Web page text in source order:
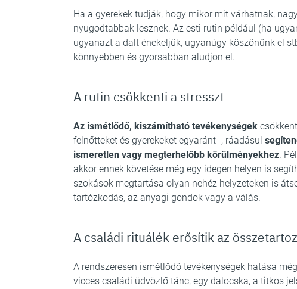
Ha a gyerekek tudják, hogy mikor mit várhatnak,
nyugodtabbak lesznek. Az esti rutin például (ha
ugyanazt a dalt énekeljük, ugyanúgy köszönünk el
könnyebben és gyorsabban aludjon el.
A rutin csökkenti a stresszt
Az ismétlődő, kiszámítható tevékenységek
felnőtteket és gyerekeket egyaránt -, ráadásul
ismeretlen vagy megterhelőbb körülményekhez.
akkor ennek követése még egy idegen helyen is
szokások megtartása olyan nehéz helyzeteken is
tartózkodás, az anyagi gondok vagy a válás.
A családi rituálék erősítik az
A rendszeresen ismétlődő tevékenységek hatása
vicces családi üdvözlő tánc, egy dalocska, a titkos